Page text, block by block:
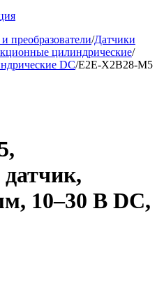
преобразователи/Датчики
цилиндрические/
DC/E2E-X2B28-M5
10–30 В DC,